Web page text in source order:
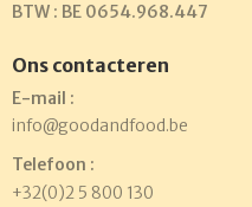
BTW : BE 0654.968.447
Ons contacteren
E-mail :
info@goodandfood.be
Telefoon :
+32(0)2 5 800 130